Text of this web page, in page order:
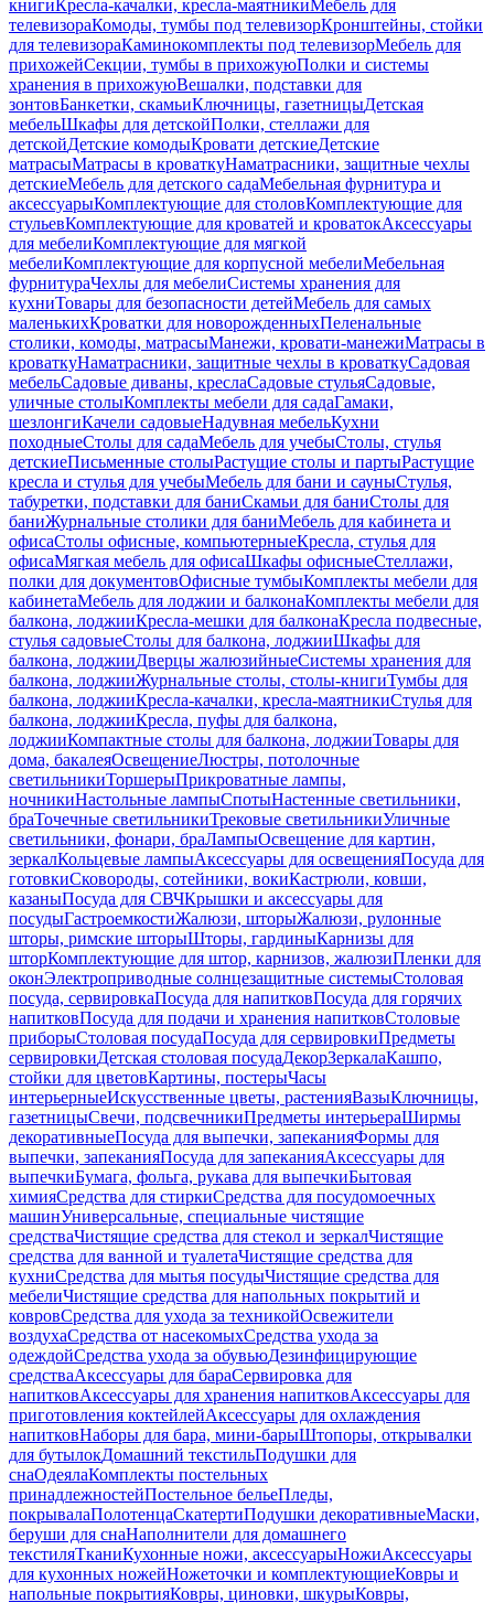
книгиКресла-качалки, кресла-маятникиМебель для
телевизораКомоды, тумбы под телевизорКронштейны, стойки
для телевизораКаминокомплекты под телевизорМебель для
прихожейСекции, тумбы в прихожуюПолки и системы
хранения в прихожуюВешалки, подставки для
зонтовБанкетки, скамьиКлючницы, газетницыДетская
мебельШкафы для детскойПолки, стеллажи для
детскойДетские комодыКровати детскиеДетские
матрасыМатрасы в кроваткуНаматрасники, защитные чехлы
детскиеМебель для детского садаМебельная фурнитура и
аксессуарыКомплектующие для столовКомплектующие для
стульевКомплектующие для кроватей и кроватокАксессуары
для мебелиКомплектующие для мягкой
мебелиКомплектующие для корпусной мебелиМебельная
фурнитураЧехлы для мебелиСистемы хранения для
кухниТовары для безопасности детейМебель для самых
маленькихКроватки для новорожденныхПеленальные
столики, комоды, матрасыМанежи, кровати-манежиМатрасы в
кроваткуНаматрасники, защитные чехлы в кроваткуСадовая
мебельСадовые диваны, креслаСадовые стульяСадовые,
уличные столыКомплекты мебели для садаГамаки,
шезлонгиКачели садовыеНадувная мебельКухни
походныеСтолы для садаМебель для учебыСтолы, стулья
детскиеПисьменные столыРастущие столы и партыРастущие
кресла и стулья для учебыМебель для бани и сауныСтулья,
табуретки, подставки для баниСкамьи для баниСтолы для
баниЖурнальные столики для баниМебель для кабинета и
офисаСтолы офисные, компьютерныеКресла, стулья для
офисаМягкая мебель для офисаШкафы офисныеСтеллажи,
полки для документовОфисные тумбыКомплекты мебели для
кабинетаМебель для лоджии и балконаКомплекты мебели для
балкона, лоджииКресла-мешки для балконаКресла подвесные,
стулья садовыеСтолы для балкона, лоджииШкафы для
балкона, лоджииДверцы жалюзийныеСистемы хранения для
балкона, лоджииЖурнальные столы, столы-книгиТумбы для
балкона, лоджииКресла-качалки, кресла-маятникиСтулья для
балкона, лоджииКресла, пуфы для балкона,
лоджииКомпактные столы для балкона, лоджииТовары для
дома, бакалеяОсвещениеЛюстры, потолочные
светильникиТоршерыПрикроватные лампы,
ночникиНастольные лампыСпотыНастенные светильники,
браТочечные светильникиТрековые светильникиУличные
светильники, фонари, браЛампыОсвещение для картин,
зеркалКольцевые лампыАксессуары для освещенияПосуда для
готовкиСковороды, сотейники, вокиКастрюли, ковши,
казаныПосуда для СВЧКрышки и аксессуары для
посудыГастроемкостиЖалюзи, шторыЖалюзи, рулонные
шторы, римские шторыШторы, гардиныКарнизы для
шторКомплектующие для штор, карнизов, жалюзиПленки для
оконЭлектроприводные солнцезащитные системыСтоловая
посуда, сервировкаПосуда для напитковПосуда для горячих
напитковПосуда для подачи и хранения напитковСтоловые
приборыСтоловая посудаПосуда для сервировкиПредметы
сервировкиДетская столовая посудаДекорЗеркалаКашпо,
стойки для цветовКартины, постерыЧасы
интерьерныеИскусственные цветы, растенияВазыКлючницы,
газетницыСвечи, подсвечникиПредметы интерьераШирмы
декоративныеПосуда для выпечки, запеканияФормы для
выпечки, запеканияПосуда для запеканияАксессуары для
выпечкиБумага, фольга, рукава для выпечкиБытовая
химияСредства для стиркиСредства для посудомоечных
машинУниверсальные, специальные чистящие
средстваЧистящие средства для стекол и зеркалЧистящие
средства для ванной и туалетаЧистящие средства для
кухниСредства для мытья посудыЧистящие средства для
мебелиЧистящие средства для напольных покрытий и
ковровСредства для ухода за техникойОсвежители
воздухаСредства от насекомыхСредства ухода за
одеждойСредства ухода за обувьюДезинфицирующие
средстваАксессуары для бараСервировка для
напитковАксессуары для хранения напитковАксессуары для
приготовления коктейлейАксессуары для охлаждения
напитковНаборы для бара, мини-барыШтопоры, открывалки
для бутылокДомашний текстильПодушки для
снаОдеялаКомплекты постельных
принадлежностейПостельное бельеПледы,
покрывалаПолотенцаСкатертиПодушки декоративныеМаски,
беруши для снаНаполнители для домашнего
текстиляТканиКухонные ножи, аксессуарыНожиАксессуары
для кухонных ножейНожеточки и комплектующиеКовры и
напольные покрытияКовры, циновки, шкурыКовры,